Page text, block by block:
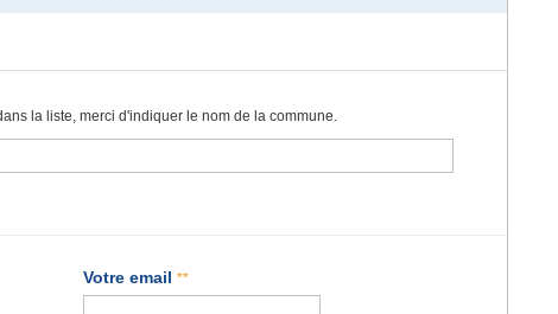
la liste, merci d'indiquer le nom de la commune.
Votre email **